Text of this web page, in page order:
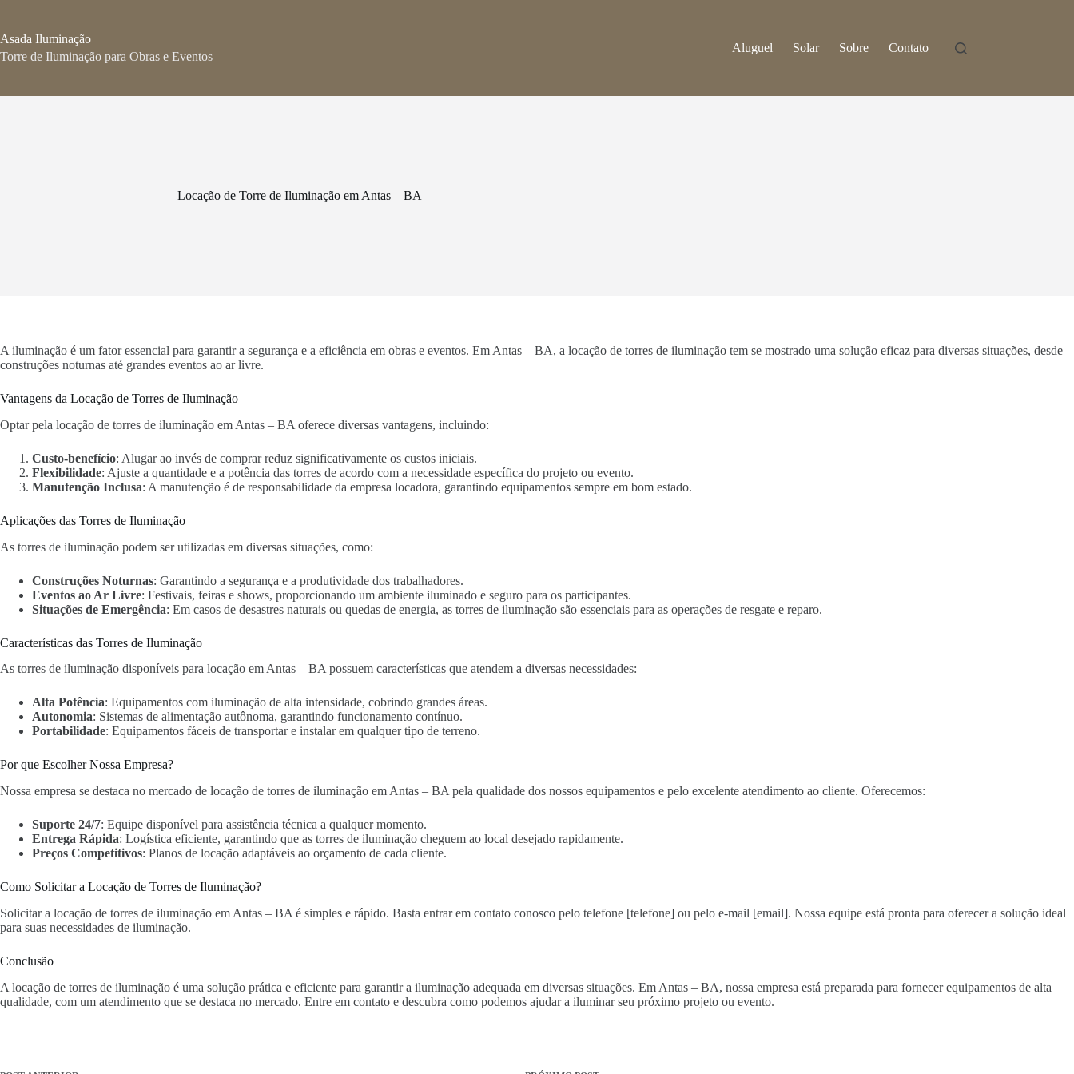
o
conteúdo
Asada Iluminação
Torre de Iluminação para Obras e Eventos
Aluguel Solar Sobre Contato
Locação de Torre de Iluminação em Antas – BA
A iluminação é um fator essencial para garantir a segurança e a eficiência em obras e eventos. Em Antas – BA, a locação de torres de iluminação tem se mostrado uma solução eficaz para diversas situações, desde
construções noturnas até grandes eventos ao ar livre.
Vantagens da Locação de Torres de Iluminação
Optar pela locação de torres de iluminação em Antas – BA oferece diversas vantagens, incluindo:
Custo-benefício: Alugar ao invés de comprar reduz significativamente os custos iniciais.
Flexibilidade: Ajuste a quantidade e a potência das torres de acordo com a necessidade específica do projeto ou evento.
Manutenção Inclusa: A manutenção é de responsabilidade da empresa locadora, garantindo equipamentos sempre em bom estado.
Aplicações das Torres de Iluminação
As torres de iluminação podem ser utilizadas em diversas situações, como:
Construções Noturnas: Garantindo a segurança e a produtividade dos trabalhadores.
Eventos ao Ar Livre: Festivais, feiras e shows, proporcionando um ambiente iluminado e seguro para os participantes.
Situações de Emergência: Em casos de desastres naturais ou quedas de energia, as torres de iluminação são essenciais para as operações de resgate e reparo.
Características das Torres de Iluminação
As torres de iluminação disponíveis para locação em Antas – BA possuem características que atendem a diversas necessidades:
Alta Potência: Equipamentos com iluminação de alta intensidade, cobrindo grandes áreas.
Autonomia: Sistemas de alimentação autônoma, garantindo funcionamento contínuo.
Portabilidade: Equipamentos fáceis de transportar e instalar em qualquer tipo de terreno.
Por que Escolher Nossa Empresa?
Nossa empresa se destaca no mercado de locação de torres de iluminação em Antas – BA pela qualidade dos nossos equipamentos e pelo excelente atendimento ao cliente. Oferecemos:
Suporte 24/7: Equipe disponível para assistência técnica a qualquer momento.
Entrega Rápida: Logística eficiente, garantindo que as torres de iluminação cheguem ao local desejado rapidamente.
Preços Competitivos: Planos de locação adaptáveis ao orçamento de cada cliente.
Como Solicitar a Locação de Torres de Iluminação?
Solicitar a locação de torres de iluminação em Antas – BA é simples e rápido. Basta entrar em contato conosco pelo telefone [telefone] ou pelo e-mail [email]. Nossa equipe está pronta para oferecer a solução ideal
para suas necessidades de iluminação.
Conclusão
A locação de torres de iluminação é uma solução prática e eficiente para garantir a iluminação adequada em diversas situações. Em Antas – BA, nossa empresa está preparada para fornecer equipamentos de alta
qualidade, com um atendimento que se destaca no mercado. Entre em contato e descubra como podemos ajudar a iluminar seu próximo projeto ou evento.